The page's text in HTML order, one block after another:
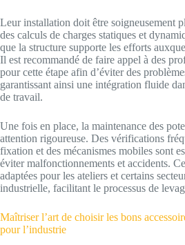
Leur installation doit être soigneusement
des calculs de charges statiques et
que la structure supporte les efforts
Il est recommandé de faire appel à des
pour cette étape afin d’éviter des
garantissant ainsi une intégration fluide
de travail.
Une fois en place, la maintenance des
attention rigoureuse. Des vérifications
fixation et des mécanismes mobiles sont
éviter malfonctionnements et accidents.
adaptées pour les ateliers et certains
industrielle, facilitant le processus de
Maîtriser l’art de choisir les bons
pour l’industrie